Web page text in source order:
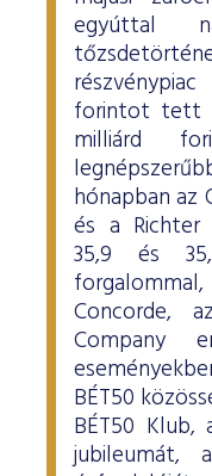
egyúttal
forintot tett
milliárd
hónapban az
és a Richter
35,9 és
Concorde,
Company
BÉT50
BÉT50 Klub,
jubileumát,